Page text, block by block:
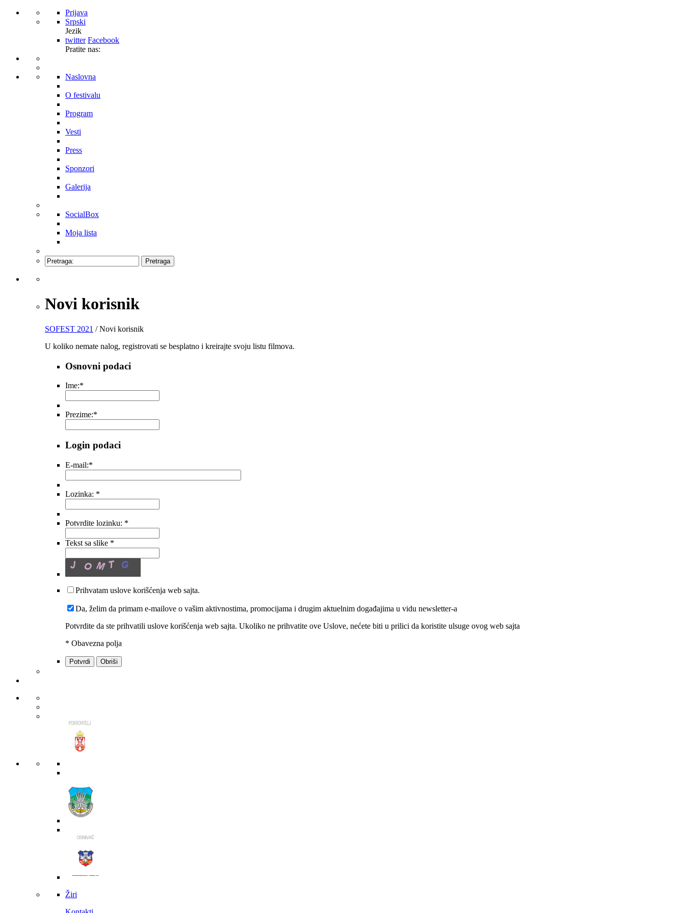
Prijava
Srpski
Jezik
twitter Facebook
Pratite nas:
Naslovna
O festivalu
Program
Vesti
Press
Sponzori
Galerija
SocialBox
Moja lista
Novi korisnik
SOFEST 2021 / Novi korisnik
U koliko nemate nalog, registrovati se besplatno i kreirajte svoju listu filmova.
Osnovni podaci
Ime:*
Prezime:*
Login podaci
E-mail:*
Lozinka: *
Potvrdite lozinku: *
Tekst sa slike *
Prihvatam uslove korišćenja web sajta.
Da, želim da primam e-mailove o vašim aktivnostima, promocijama i drugim aktuelnim događajima u vidu newsletter-a
Potvrdite da ste prihvatili uslove korišćenja web sajta. Ukoliko ne prihvatite ove Uslove, nećete biti u prilici da koristite ulsuge ovog web sajta
* Obavezna polja
Žiri